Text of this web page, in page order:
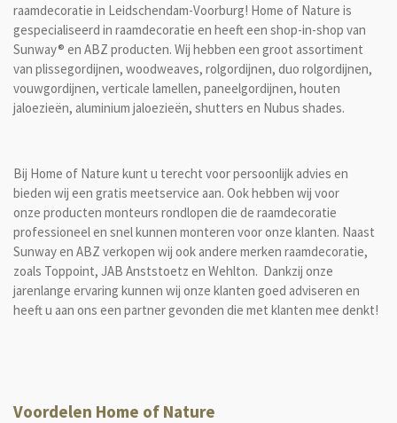
raamdecoratie in Leidschendam-Voorburg! Home of Nature is
gespecialiseerd in raamdecoratie en heeft een shop-in-shop van
Sunway® en ABZ producten. Wij hebben een groot assortiment
van plissegordijnen, woodweaves, rolgordijnen, duo rolgordijnen,
vouwgordijnen, verticale lamellen, paneelgordijnen, houten
jaloezieën, aluminium jaloezieën, shutters en Nubus shades.
Bij Home of Nature kunt u terecht voor persoonlijk advies en
bieden wij een gratis meetservice aan. Ook hebben wij voor
onze producten monteurs rondlopen die de raamdecoratie
professioneel en snel kunnen monteren voor onze klanten. Naast
Sunway en ABZ verkopen wij ook andere merken raamdecoratie,
zoals Toppoint, JAB Anststoetz en Wehlton. Dankzij onze
jarenlange ervaring kunnen wij onze klanten goed adviseren en
heeft u aan ons een partner gevonden die met klanten mee denkt!
Voordelen Home of Nature